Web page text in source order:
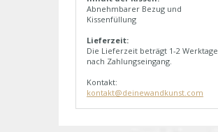
Abnehmbarer Bezug und
Kissenfüllung
Lieferzeit:
Die Lieferzeit beträgt 1-2 Werktage
nach Zahlungseingang.
Kontakt:
kontakt@deinewandkunst.com